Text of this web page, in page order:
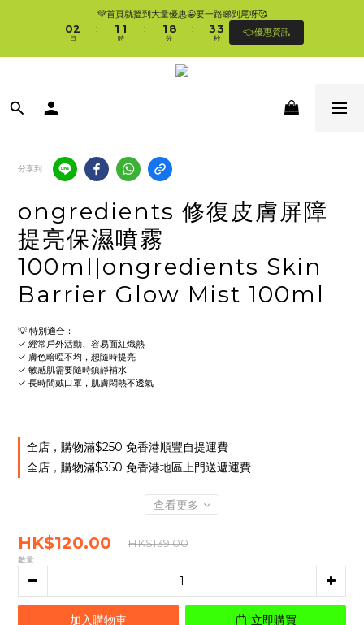
🛍香港購物滿$250免順豐自提櫃🚛 | 香港滿$350/澳門滿$499即免運費直接送上門
💚首頁就搵到大量優惠😀要一路睇到尾呀🥰
02
1
0
日
:
2
1
0
2
1
0
時
:
2
1
0
9
8
7
6
分
:
4
3
2
1
4
3
2
1
秒
👈優惠資訊
🛍香港購物滿$250免順豐自提櫃🚛 | 香港滿$350/澳門滿$499即免運費直接送上門
分享到
ongredients 修復皮膚屏障
提亮保濕噴霧
100ml|ongredients Skin
Barrier Glow Mist 100ml
💡 特別適合：
✓ 經常戶外活動、容易面紅熾熱
✓ 膚色暗啞不均，想隨時提亮
✓ 敏感肌需要隨時鎮靜補水
✓ 長時間戴口罩，肌膚悶熱不透氣
全店，購物滿$250 免香港順豐自提運費
全店，購物滿$350 免香港地區上門送遞運費
查看更多
HK$120.00 HK$139.00
數量
加入購物車 立即購買